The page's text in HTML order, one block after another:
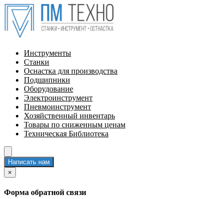
Инструменты
Станки
Оснастка для производства
Подшипники
Оборудование
Электроинструмент
Пневмоинструмент
Хозяйственный инвентарь
Товары по сниженным ценам
Техническая Библиотека
Написать нам
×
Форма обратной связи